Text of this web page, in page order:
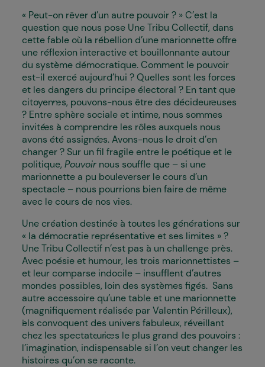
« Peut-on rêver d’un autre pouvoir ? » C’est la
question que nous pose Une Tribu Collectif, dans
cette fable où la rébellion d’une marionnette offre
une réflexion interactive et bouillonnante autour
du système démocratique. Comment le pouvoir
est-il exercé aujourd’hui ? Quelles sont les forces
et les dangers du principe électoral ? En tant que
citoyen·nes, pouvons-nous être des décideur·euses
? Entre sphère sociale et intime, nous sommes
invité·es à comprendre les rôles auxquels nous
avons été assigné·es. Avons-nous le droit d’en
changer ? Sur un fil fragile entre le poétique et le
politique, Pouvoir nous souffle que – si une
marionnette a pu bouleverser le cours d’un
spectacle – nous pourrions bien faire de même
avec le cours de nos vies.
Une création destinée à toutes les générations sur
« la démocratie représentative et ses limites » ?
Une Tribu Collectif n’est pas à un challenge près.
Avec poésie et humour, les trois marionnettistes –
et leur comparse indocile – insufflent d’autres
mondes possibles, loin des systèmes figés. Sans
autre accessoire qu’une table et une marionnette
(magnifiquement réalisée par Valentin Périlleux),
i·els convoquent des univers fabuleux, réveillant
chez les spectateur·ices le plus grand des pouvoirs :
l’imagination, indispensable si l’on veut changer les
histoires qu’on se raconte.